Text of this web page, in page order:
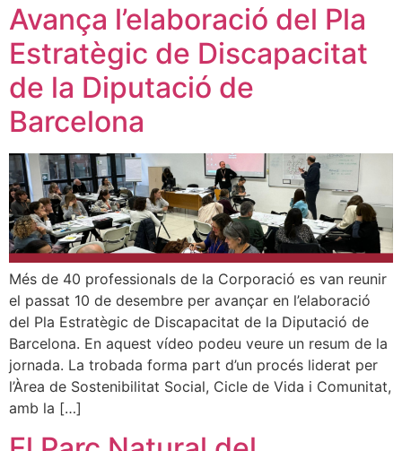
Avança l’elaboració del Pla
Estratègic de Discapacitat
de la Diputació de
Barcelona
Més de 40 professionals de la Corporació es van reunir
el passat 10 de desembre per avançar en l’elaboració
del Pla Estratègic de Discapacitat de la Diputació de
Barcelona. En aquest vídeo podeu veure un resum de la
jornada. La trobada forma part d’un procés liderat per
l’Àrea de Sostenibilitat Social, Cicle de Vida i Comunitat,
amb la […]